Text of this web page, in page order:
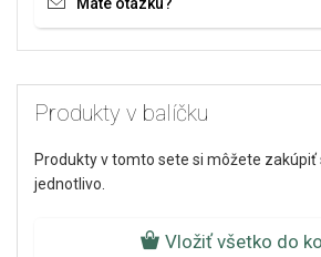
Produkty v balíčku
Produkty v tomto sete si môžete zakúpiť
jednotlivo.
Vložiť všetko do